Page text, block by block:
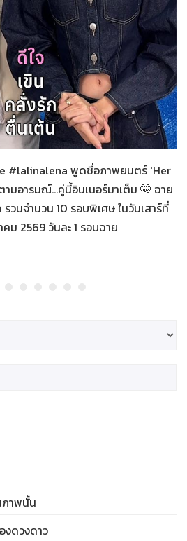
in Frame เธอในภาพนั้น
#lalinalena พูดชื่อภาพยนตร์ 'Her
มอารมณ์...คู่นี้อินเนอร์มาเต็ม 🤭 ฉาย
วมจำนวน 10 รอบพิเศษ ในวันเสาร์ที่
ม 2569 วันละ 1 รอบฉาย
ภาพนั้น
งดวงดาว